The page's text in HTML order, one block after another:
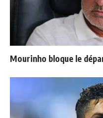
Mourinho bloque le